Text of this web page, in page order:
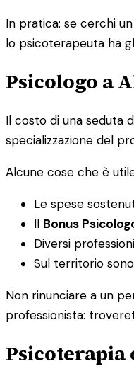
In pratica: se cerchi
lo psicoterapeuta ha
Psicologo a
Il costo di una seduta
specializzazione del
Alcune cose che è
Le spese
Il Bonus
Diversi
Sul territorio
Non rinunciare a un
professionista:
Psicoterapia